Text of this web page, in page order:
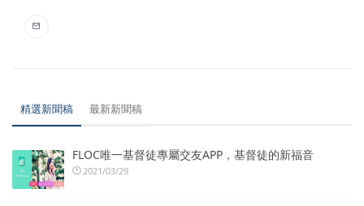
精選新聞稿 最新新聞稿
FLOC唯一基督徒專屬交友APP，基督徒的新福音
2021/03/29